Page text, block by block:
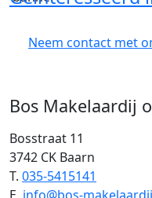
Neem contact met
Bos Makelaardij
Bosstraat 11
3742 CK Baarn
T. 035-5415141